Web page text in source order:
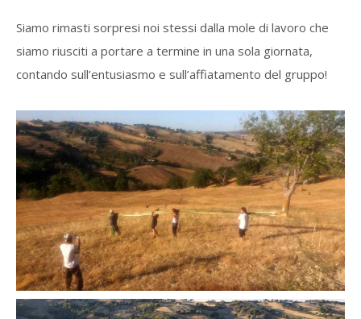
Siamo rimasti sorpresi noi stessi dalla mole di lavoro che
siamo riusciti a portare a termine in una sola giornata,
contando sull’entusiasmo e sull’affiatamento del gruppo!